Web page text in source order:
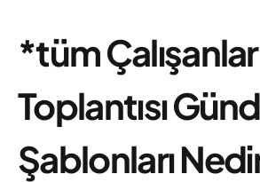
*tüm Çalışanlar
Toplantısı
Şablonları